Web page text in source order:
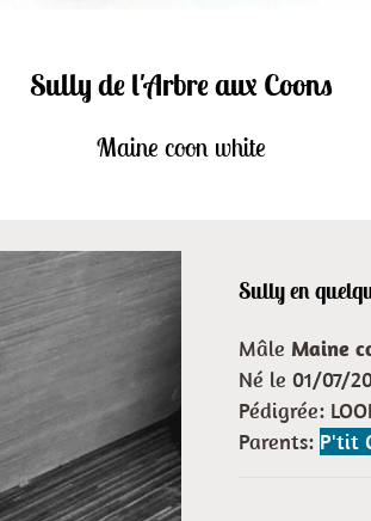
Sully de l'Arbre aux Coons
Maine coon white
Sully en
Mâle Maine
Né le 01/07/
Pédigrée:
Parents: P'tit